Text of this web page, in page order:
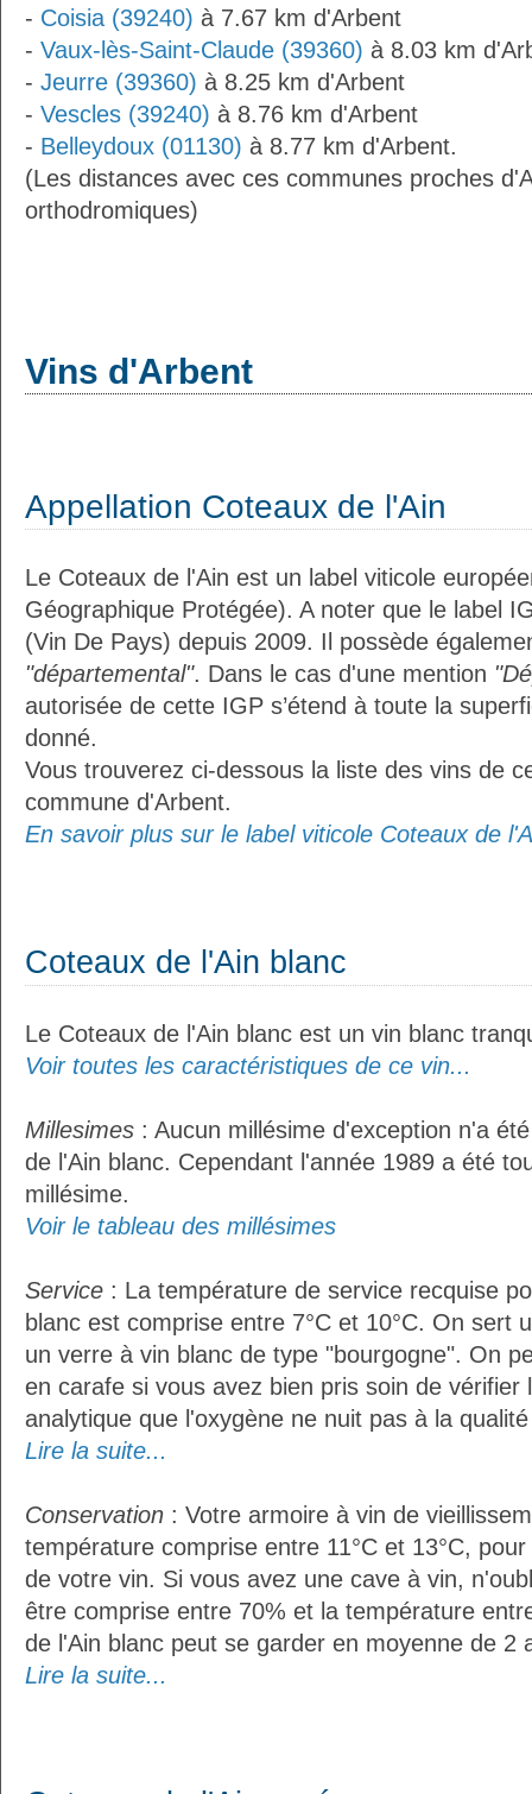
- Coisia (39240) à 7.67 km d'Arbent
- Vaux-lès-Saint-Claude (39360) à 8.03 km
- Jeurre (39360) à 8.25 km d'Arbent
- Vescles (39240) à 8.76 km d'Arbent
- Belleydoux (01130) à 8.77 km d'Arbent.
(Les distances avec ces communes proches
orthodromiques)
Vins d'Arbent
Appellation Coteaux de l'Ain
Le Coteaux de l'Ain est un label viticole
Géographique Protégée). A noter que le label
(Vin De Pays) depuis 2009. Il possède
"départemental". Dans le cas d'une mention
autorisée de cette IGP s’étend à toute la
donné.
Vous trouverez ci-dessous la liste des vins de
commune d'Arbent.
En savoir plus sur le label viticole Coteaux de
Coteaux de l'Ain blanc
Le Coteaux de l'Ain blanc est un vin blanc
Voir toutes les caractéristiques de ce vin...
Millesimes : Aucun millésime d'exception n'a
de l'Ain blanc. Cependant l'année 1989 a été
millésime.
Voir le tableau des millésimes
Service : La température de service recquise
blanc est comprise entre 7°C et 10°C. On sert
un verre à vin blanc de type "bourgogne". On
en carafe si vous avez bien pris soin de vérifier
analytique que l'oxygène ne nuit pas à la
Lire la suite...
Conservation : Votre armoire à vin de
température comprise entre 11°C et 13°C,
de votre vin. Si vous avez une cave à vin,
être comprise entre 70% et la température
de l'Ain blanc peut se garder en moyenne de 2
Lire la suite...